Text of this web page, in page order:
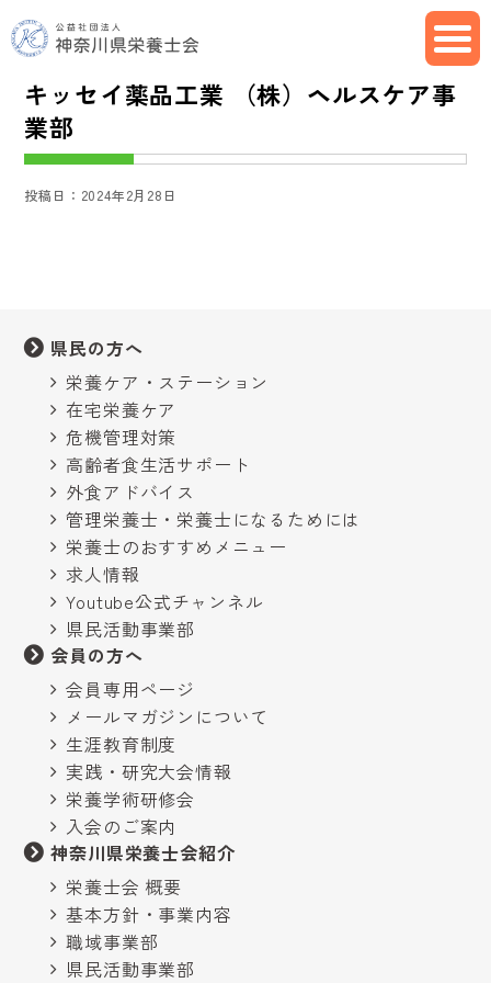
キッセイ薬品工業 （株）ヘルスケア事
業部
投稿日：2024年2月28日
県民の方へ
栄養ケア・ステーション
在宅栄養ケア
危機管理対策
高齢者食生活サポート
外食アドバイス
管理栄養士・栄養士になるためには
栄養士のおすすめメニュー
求人情報
Youtube公式チャンネル
県民活動事業部
会員の方へ
会員専用ページ
メールマガジンについて
生涯教育制度
実践・研究大会情報
栄養学術研修会
入会のご案内
神奈川県栄養士会紹介
栄養士会 概要
基本方針・事業内容
職域事業部
県民活動事業部